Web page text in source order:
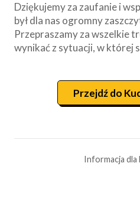
Dziękujemy za zaufanie i
był dla nas ogromny
Przepraszamy za wszelkie
wynikać z sytuacji, w której
Przejdź do
Informacja